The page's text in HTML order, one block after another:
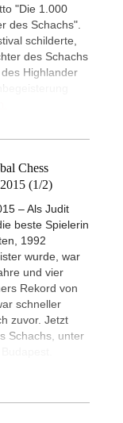
"Die 1.000
des Schachs".
schilderte,
des Schachs
Highlander
Chess
(1/2)
– Als Judit
beste Spielerin
1992
wurde, war
und vier
Rekord von
schneller
zuvor. Jetzt
Schachs, unter